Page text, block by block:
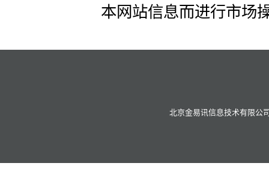
本网站信息而进行市场
北京金易讯信息技术有限公